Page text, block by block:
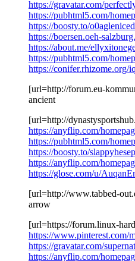
https://gravatar.com/
https://pubhtml5.com/
https://boosty.to/
https://boersen.oeh-
https://about.me/
https://pubhtml5.com/
https://conifer.rhizome.org/
[url=http://forum.eu-
ancient
[url=http://
https://anyflip.com/
https://pubhtml5.com/
https://boosty.to/
https://anyflip.com/
https://glose.com/u/
[url=http://www.tabbed-
arrow
[url=https://forum.linux-
https://www.pinterest.com/
https://gravatar.com/
https://anyflip.com/